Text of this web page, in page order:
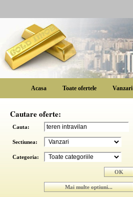
Acasa Toate ofertele Vanzari
Cautare oferte:
Cauta:
Sectiunea:
Categoria: